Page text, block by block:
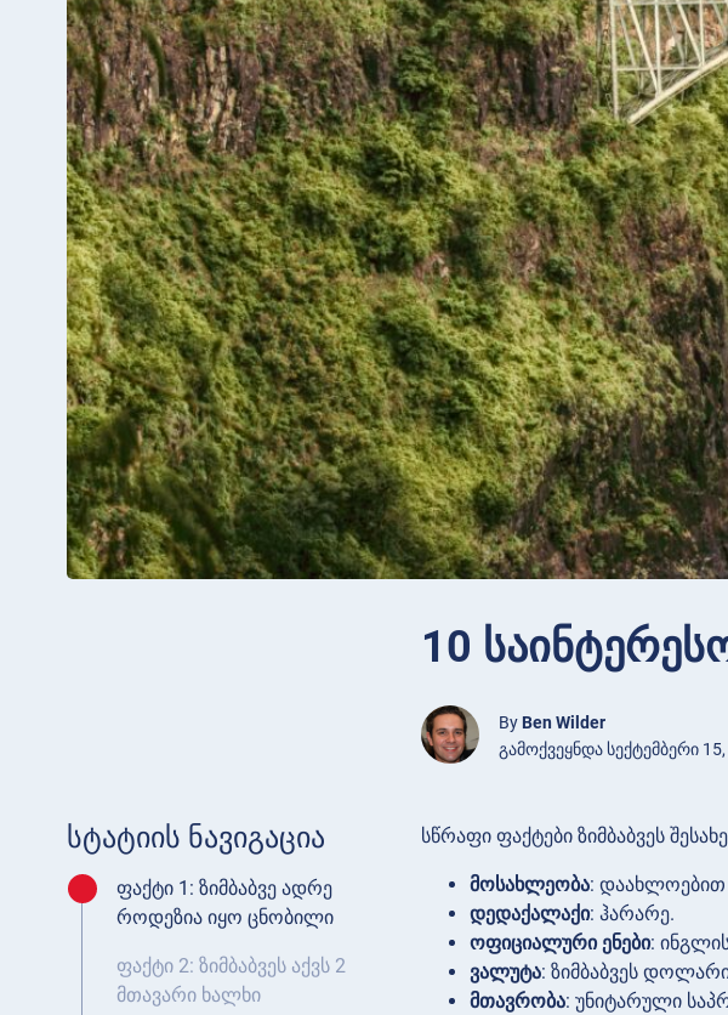
10
By Ben Wilder
გამოქვეყნდა სექტემბერი
სტატიის ნავიგაცია
ფაქტი 1: ზიმბაბვე ადრე
როდეზია იყო ცნობილი
ფაქტი 2: ზიმბაბვეს აქვს 2
მთავარი ხალხი
სწრაფი ფაქტები ზიმბაბვეს
მოსახლეობა: დაახლოებით
დედაქალაქი: ჰარარე.
ოფიციალური ენები:
ვალუტა: ზიმბაბვეს
მთავრობა: უნიტარული